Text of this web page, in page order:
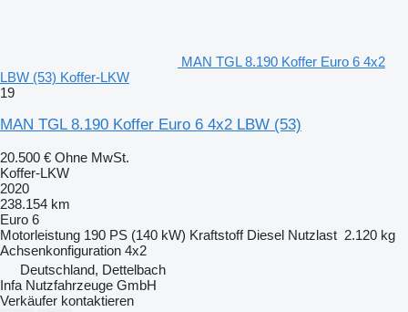
MAN TGL 8.190 Koffer Euro 6 4x2
LBW (53) Koffer-LKW
19
MAN TGL 8.190 Koffer Euro 6 4x2 LBW (53)
20.500 € Ohne MwSt.
Koffer-LKW
2020
238.154 km
Euro 6
Motorleistung 190 PS (140 kW) Kraftstoff Diesel Nutzlast 2.120 kg
Achsenkonfiguration 4x2
Deutschland, Dettelbach
Infa Nutzfahrzeuge GmbH
Verkäufer kontaktieren